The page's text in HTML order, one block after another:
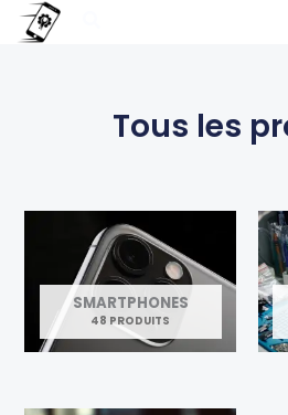
Aller
Tous les
SMARTPHONES
48 PRODUITS